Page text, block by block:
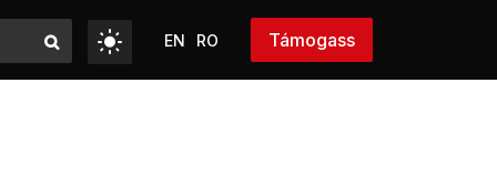
EN RO Támogass